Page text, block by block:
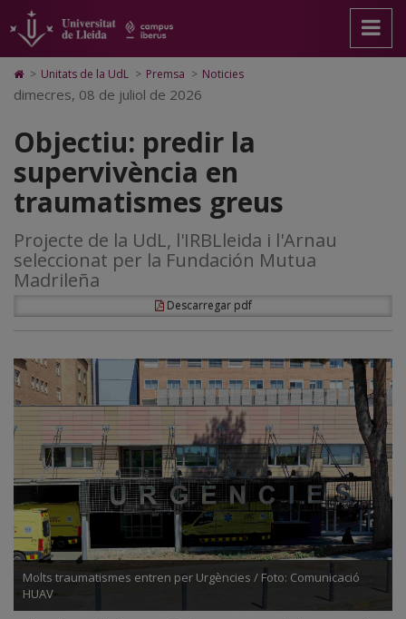
Objectiu:
predir
la
supervivència
en
traumatismes
greus
pàgina
principal.
Universitat
Lleida
contingut
principal
Mapa
Web.
Universitat
Cerca
Accessibilitat.
Universitat
Lleida
Icono
de
Home
ir
a
la
página
de
inicio
> Unitats de la UdL > Premsa > Noticies
dimecres, 08 de juliol de 2026
Objectiu: predir la
supervivència en
traumatismes greus
Projecte de la UdL, l'IRBLleida i l'Arnau
seleccionat per la Fundación Mutua
Madrileña
Descarregar pdf
Molts traumatismes entren per Urgències / Foto: Comunicació
HUAV